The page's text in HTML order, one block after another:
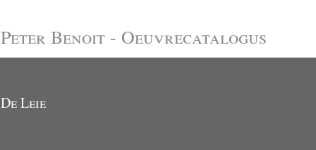
Peter Benoit - Oeuvrecatalogus
De Leie